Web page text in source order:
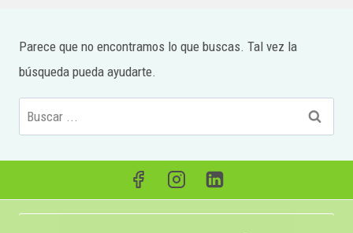
Parece que no encontramos lo que buscas. Tal vez la
búsqueda pueda ayudarte.
Buscar: